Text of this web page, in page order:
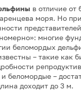
в отличие от
моря. Но при
многие
беломордых
– такие как
и беломордые –
доходит до 3 м.